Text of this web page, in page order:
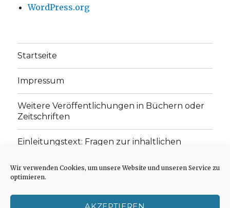
Wir verwenden Cookies, um unsere Website und unseren Service zu
optimieren.
AKZEPTIEREN
WordPress.org
Startseite
Impressum
Weitere Veröffentlichungen in Büchern oder
Zeitschriften
Einleitungstext: Fragen zur inhaltlichen
„schwachen Glaubens“